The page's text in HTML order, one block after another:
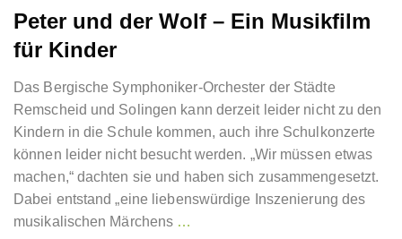
Peter und der Wolf – Ein Musikfilm
für Kinder
Das Bergische Symphoniker-Orchester der Städte
Remscheid und Solingen kann derzeit leider nicht zu den
Kindern in die Schule kommen, auch ihre Schulkonzerte
können leider nicht besucht werden. „Wir müssen etwas
machen,“ dachten sie und haben sich zusammengesetzt.
Dabei entstand „eine liebenswürdige Inszenierung des
musikalischen Märchens …